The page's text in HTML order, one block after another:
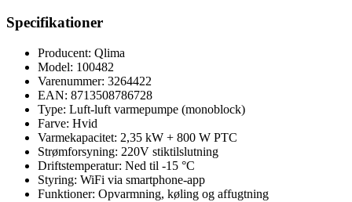
Specifikationer
Producent: Qlima
Model: 100482
Varenummer: 3264422
EAN: 8713508786728
Type: Luft-luft varmepumpe (monoblock)
Farve: Hvid
Varmekapacitet: 2,35 kW + 800 W PTC
Strømforsyning: 220V stiktilslutning
Driftstemperatur: Ned til -15 °C
Styring: WiFi via smartphone-app
Funktioner: Opvarmning, køling og affugtning